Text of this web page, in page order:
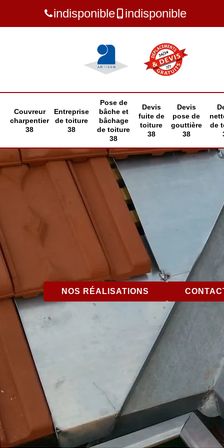
indisponible indisponible
Couvreur
charpentier
38
Entreprise
de toiture
38
Pose de
bâche et
bâchage
de toiture
38
Devis
fuite de
toiture
38
Devis
pose de
gouttière
38
de
NOS RÉALISATIONS